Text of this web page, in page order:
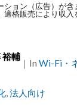
ション（広告）が
適格販売により収入
裕輔
｜ Categories
In Wi-Fi・
,法人向け
温度管理
モ
SpaceX
iPhone